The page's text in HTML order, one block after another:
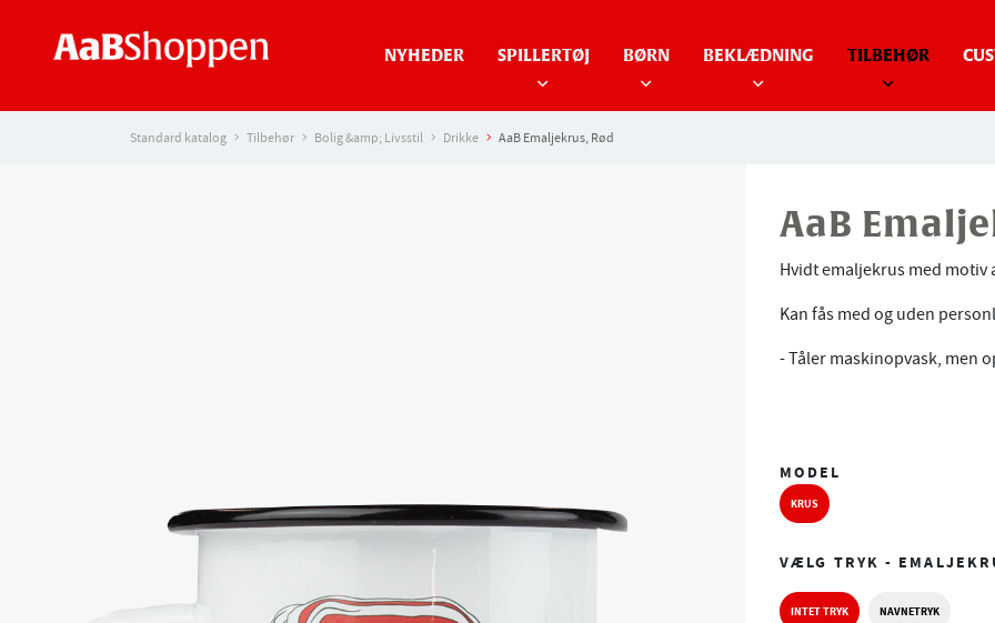
NYHEDER SPILLERTØJ BØRN BEKLÆDNING TILBEHØR
Standard katalog Tilbehør Bolig &amp; Livsstil Drikke AaB Emaljekrus, Rød
AaB
Hvidt emaljekrus med motiv
Kan fås med og uden
- Tåler maskinopvask, men
MODEL
KRUS
VÆLG TRYK -
INTET TRYK NAVNETRYK